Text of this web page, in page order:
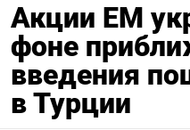
Акции EM
фоне
введения
в Турции